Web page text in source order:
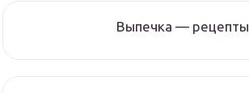
Выпечка — рецепты